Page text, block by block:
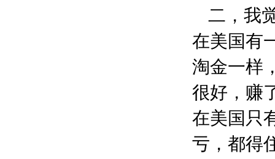
二，我
在美国有
淘金一样
很好，赚
在美国只
亏，都得